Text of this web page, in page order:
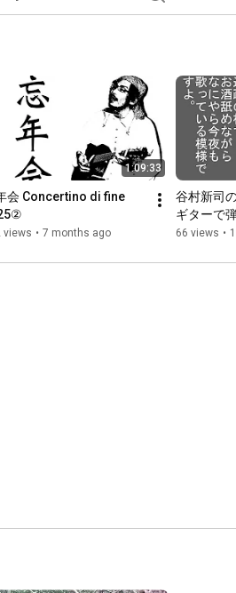
1:09:33
会 Concertino di fine
views • 7 months ago
谷村新司
ギターで
66 views •